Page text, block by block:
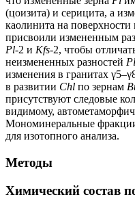
(цоизита) и серицита, а
каолинита на поверхности
присвоили измененным
Pl-2 и Kfs-2, чтобы
неизмененных разностей Pl
изменения в гранитах
в развитии Chl по зернам
присутствуют следовые
видимому,
Мономинеральные
для изотопного анализа.
Методы
Химический состав